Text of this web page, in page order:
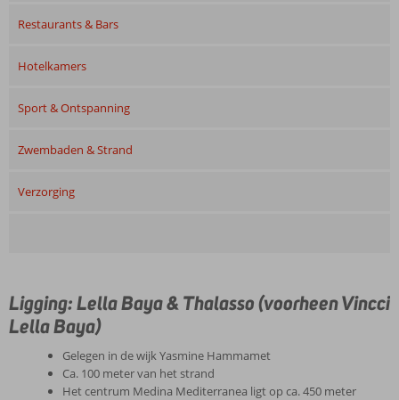
Restaurants & Bars
Hotelkamers
Sport & Ontspanning
Zwembaden & Strand
Verzorging
Ligging: Lella Baya & Thalasso (voorheen Vincci
Lella Baya)
Gelegen in de wijk Yasmine Hammamet
Ca. 100 meter van het strand
Het centrum Medina Mediterranea ligt op ca. 450 meter